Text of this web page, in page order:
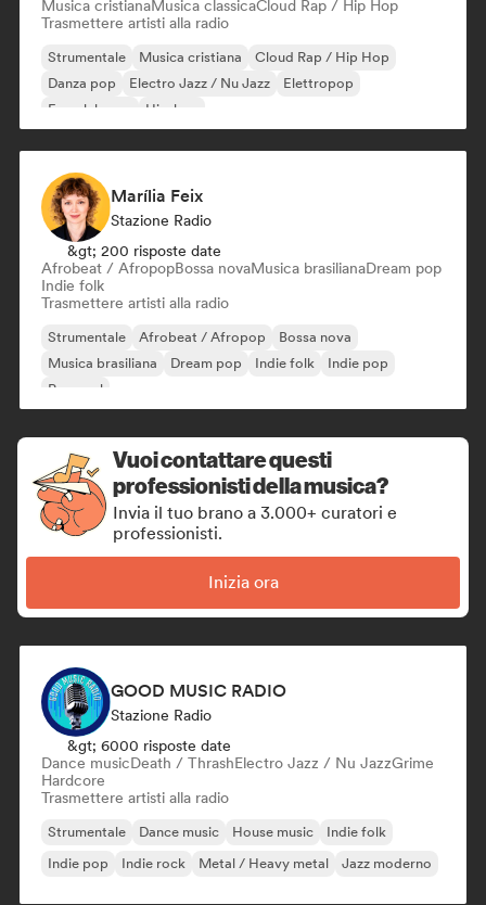
Musica cristianaMusica classicaCloud Rap / Hip Hop
Trasmettere artisti alla radio
Strumentale Musica cristiana
Cloud Rap / Hip Hop
Danza pop
Electro Jazz / Nu Jazz
Elettropop
French house
Hip-hop
Marília Feix
Stazione Radio
&gt; 200 risposte date
Afrobeat / AfropopBossa novaMusica brasilianaDream pop
Indie folk
Trasmettere artisti alla radio
Strumentale Afrobeat / Afropop
Bossa nova
Musica brasiliana
Dream pop Indie folk
Indie pop
Pop soul
Vuoi contattare questi
professionisti della musica?
Invia il tuo brano a 3.000+ curatori e
professionisti.
Inizia ora
GOOD MUSIC RADIO
Stazione Radio
&gt; 6000 risposte date
Dance musicDeath / ThrashElectro Jazz / Nu JazzGrime
Hardcore
Trasmettere artisti alla radio
Strumentale Dance music House music
Indie folk
Indie pop
Indie rock Metal / Heavy metal Jazz moderno